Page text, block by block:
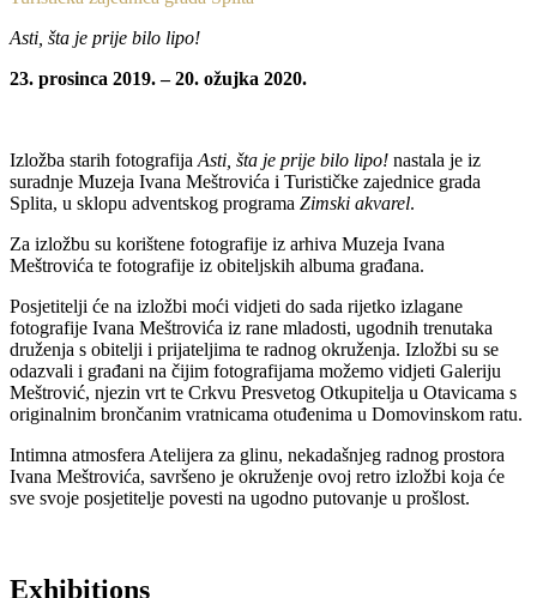
Asti, šta je prije bilo lipo!
23. prosinca 2019. – 20. ožujka 2020.
Izložba starih fotografija Asti, šta je prije bilo lipo! nastala je iz
suradnje Muzeja Ivana Meštrovića i Turističke zajednice grada
Splita, u sklopu adventskog programa Zimski akvarel.
Za izložbu su korištene fotografije iz arhiva Muzeja Ivana
Meštrovića te fotografije iz obiteljskih albuma građana.
Posjetitelji će na izložbi moći vidjeti do sada rijetko izlagane
fotografije Ivana Meštrovića iz rane mladosti, ugodnih trenutaka
druženja s obitelji i prijateljima te radnog okruženja. Izložbi su se
odazvali i građani na čijim fotografijama možemo vidjeti Galeriju
Meštrović, njezin vrt te Crkvu Presvetog Otkupitelja u Otavicama s
originalnim brončanim vratnicama otuđenima u Domovinskom ratu.
Intimna atmosfera Atelijera za glinu, nekadašnjeg radnog prostora
Ivana Meštrovića, savršeno je okruženje ovoj retro izložbi koja će
sve svoje posjetitelje povesti na ugodno putovanje u prošlost.
Exhibitions